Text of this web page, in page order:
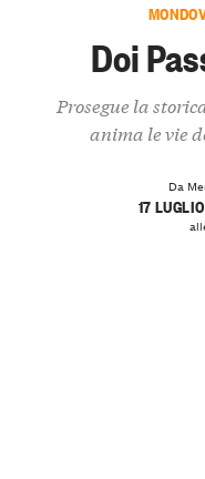
Doi
Prosegue la
anima le vie
Da
17